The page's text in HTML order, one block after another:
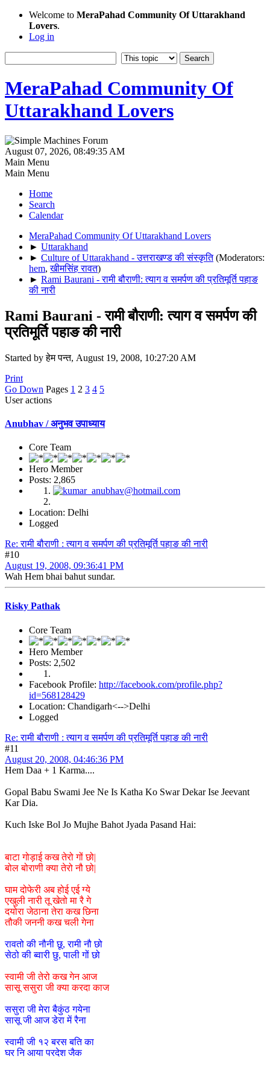
Welcome to MeraPahad Community Of Uttarakhand
Lovers.
Log in
MeraPahad Community Of
Uttarakhand Lovers
August 07, 2026, 08:49:35 AM
Main Menu
Main Menu
Home
Search
Calendar
MeraPahad Community Of Uttarakhand Lovers
► Uttarakhand
► Culture of Uttarakhand - उत्तराखण्ड की संस्कृति (Moderators:
hem,खीमसिंह रावत)
► Rami Baurani - रामी बौराणी: त्याग व समर्पण की प्रतिमूर्ति पहाङ
की नारी
Rami Baurani - रामी बौराणी: त्याग व समर्पण की
प्रतिमूर्ति पहाङ की नारी
Started by हेम पन्त, August 19, 2008, 10:27:20 AM
Print
Go Down Pages 1 2 3 4 5
User actions
Anubhav / अनुभव उपाध्याय
Core Team
Hero Member
Posts: 2,865
Location: Delhi
Logged
Re: रामी बौराणी : त्याग व समर्पण की प्रतिमूर्ति पहाङ की नारी
#10
August 19, 2008, 09:36:41 PM
Wah Hem bhai bahut sundar.
Risky Pathak
Core Team
Hero Member
Posts: 2,502
Facebook Profile: http://facebook.com/profile.php?
id=568128429
Location: Chandigarh<-->Delhi
Logged
Re: रामी बौराणी : त्याग व समर्पण की प्रतिमूर्ति पहाङ की नारी
#11
August 20, 2008, 04:46:36 PM
Hem Daa + 1 Karma....
Gopal Babu Swami Jee Ne Is Katha Ko Swar Dekar Ise Jeevant
Kar Dia.
Kuch Iske Bol Jo Mujhe Bahot Jyada Pasand Hai:
बाटा गोड़ाई कख तेरो गों छो|
बोल बोराणी क्या तेरो नौ छो|
घाम दोफेरी अब होई एई ग्ये
एखुली नारी तू खेतो मा रै गे
दयोरा जेठाना तेरा कख छिना
तौकी जननी कख चली गेना
रावतो की नौनी छू, रामी नौ छो
सेठो की ब्वारी छु, पाली गों छो
स्वामी जी तेरो कख गेन आज
सासू ससुरा जी क्या करदा काज
ससुरा जी मेरा बैकुंठ गयेना
सासू जी आज डेरा में रैना
स्वामी जी १२ बरस बति का
घर नि आया परदेश जैक